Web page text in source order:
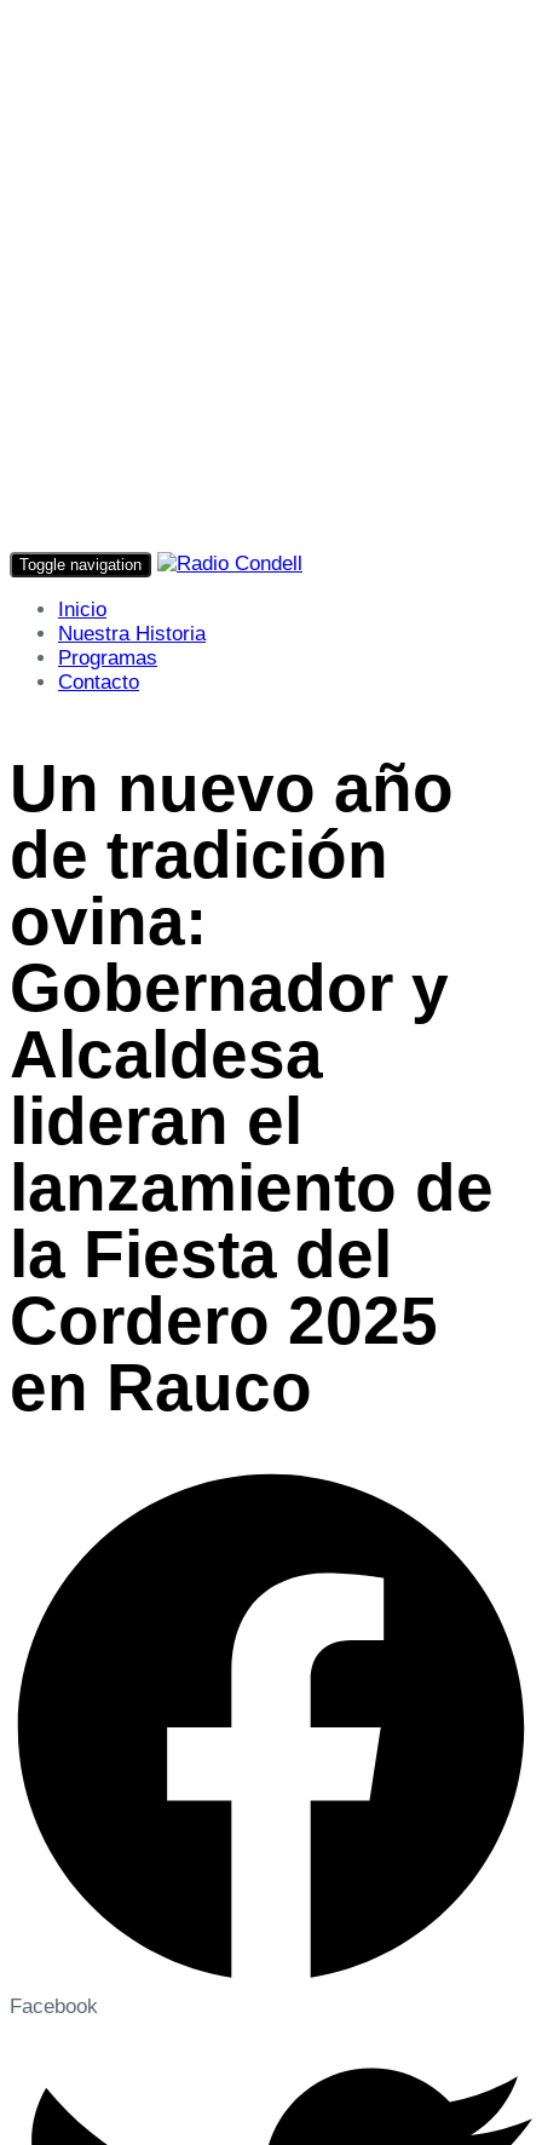
Toggle navigation
Inicio
Nuestra Historia
Programas
Contacto
Un nuevo año
de tradición
ovina:
Gobernador y
Alcaldesa
lideran el
lanzamiento de
la Fiesta del
Cordero 2025
en Rauco
Facebook